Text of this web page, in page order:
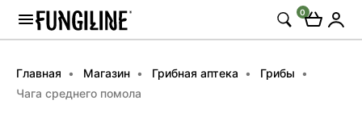
0
Главная Магазин Грибная аптека
Грибы
Чага среднего помола